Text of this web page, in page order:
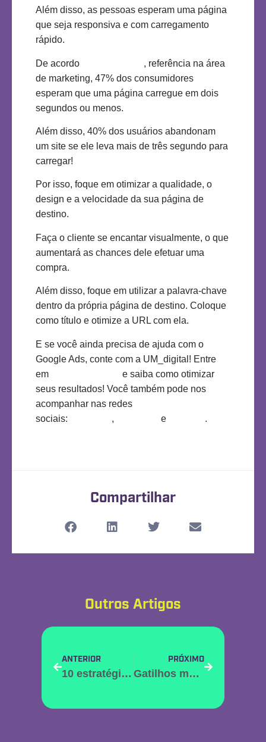
Além disso, as pessoas esperam uma página
que seja responsiva e com carregamento
rápido.
De acordo
, referência na área
de marketing, 47% dos consumidores
esperam que uma página carregue em dois
segundos ou menos.
Além disso, 40% dos usuários abandonam
um site se ele leva mais de três segundo para
carregar!
Por isso, foque em otimizar a qualidade, o
design e a velocidade da sua página de
destino.
Faça o cliente se encantar visualmente, o que
aumentará as chances dele efetuar uma
compra.
Além disso, foque em utilizar a palavra-chave
dentro da própria página de destino. Coloque
como título e otimize a URL com ela.
E se você ainda precisa de ajuda com o
Google Ads, conte com a UM_digital! Entre
em
e saiba como otimizar
seus resultados! Você também pode nos
acompanhar nas redes
sociais:
, e .
Compartilhar
Outros Artigos
ANTERIOR
10 estratégias de customer experience
PRÓXIMO
Gatilhos mentais: o que são e como usá-los para vender mais?